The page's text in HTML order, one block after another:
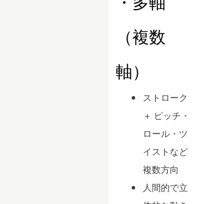
（複数
軸）
ストローク
＋ ピッチ・
ロール・ツ
イストなど
複数方向
人間的で立